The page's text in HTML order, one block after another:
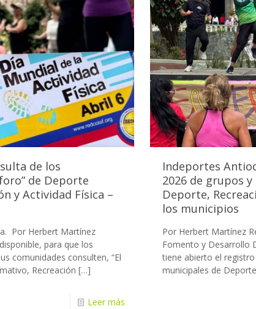
de los
de Deporte
y Actividad Física –
Por Herbert Martínez
para que los
comunidades consulten, “El
Recreación […]
Leer más
Indeportes
2026 de grupos
Deporte,
los municipios
Por Herbert Martínez
Fomento y Desarrollo
tiene abierto el
municipales de